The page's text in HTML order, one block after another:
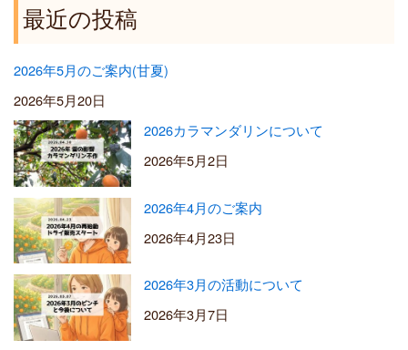
最近の投稿
2026年5月のご案内(甘夏)
2026年5月20日
2026カラマンダリンについて
2026年5月2日
2026年4月のご案内
2026年4月23日
2026年3月の活動について
2026年3月7日